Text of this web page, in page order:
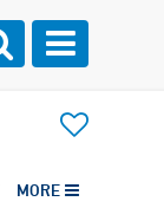
MORE